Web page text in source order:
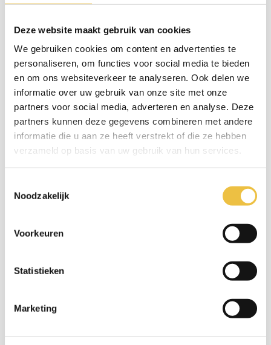
Deze website maakt gebruik van cookies
We gebruiken cookies om content en advertenties te
personaliseren, om functies voor social media te bieden
en om ons websiteverkeer te analyseren. Ook delen we
informatie over uw gebruik van onze site met onze
partners voor social media, adverteren en analyse. Deze
partners kunnen deze gegevens combineren met andere
informatie die u aan ze heeft verstrekt of die ze hebben
verzameld op basis van uw gebruik van hun services.
Noodzakelijk
Voorkeuren
Statistieken
Marketing
Kinderen en jongeren tussen 7 en 18 jaar krijgen een
podium om een eigen technologisch ontwerp voor te
LEES MEER
speciaal voor meisjes. We merken dat het grootste deel
van onze deelnemers aan Dojo’s voornamelijk jongens
zijn. Dat is jammer, want iedereen kan programmeren